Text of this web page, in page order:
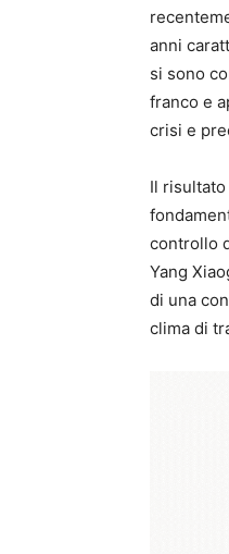
anni
si sono
franco e
crisi e
Il
controllo
Yang
di una
clima di